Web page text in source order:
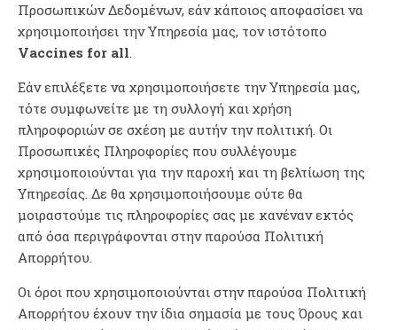
Προσωπικών Δεδομένων, εάν κάποιος αποφασίσει να
χρησιμοποιήσει την Υπηρεσία μας, τον ιστότοπο
Vaccines for all.
Εάν επιλέξετε να χρησιμοποιήσετε την Υπηρεσία μας,
τότε συμφωνείτε με τη συλλογή και χρήση
πληροφοριών σε σχέση με αυτήν την πολιτική. Οι
Προσωπικές Πληροφορίες που συλλέγουμε
χρησιμοποιούνται για την παροχή και τη βελτίωση της
Υπηρεσίας. Δε θα χρησιμοποιήσουμε ούτε θα
μοιραστούμε τις πληροφορίες σας με κανέναν εκτός
από όσα περιγράφονται στην παρούσα Πολιτική
Απορρήτου.
Οι όροι που χρησιμοποιούνται στην παρούσα Πολιτική
Απορρήτου έχουν την ίδια σημασία με τους Όρους και